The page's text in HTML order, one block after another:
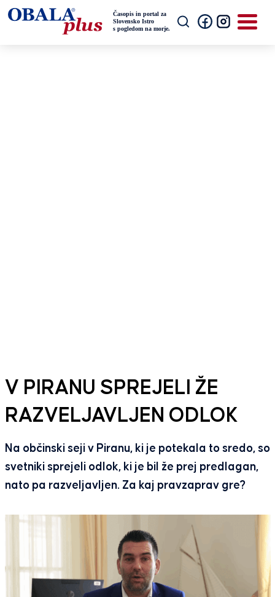
V PIRANU SPREJELI ŽE
RAZVELJAVLJEN ODLOK
Na občinski seji v Piranu, ki je potekala to sredo, so
svetniki sprejeli odlok, ki je bil že prej predlagan,
nato pa razveljavljen. Za kaj pravzaprav gre?